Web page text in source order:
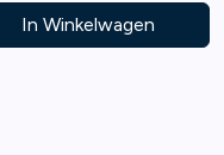
In Winkelwagen